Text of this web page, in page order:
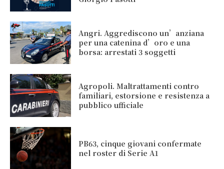
Angri. Aggrediscono un’anziana
per una catenina d’oro e una
borsa: arrestati 3 soggetti
Agropoli. Maltrattamenti contro
familiari, estorsione e resistenza a
pubblico ufficiale
PB63, cinque giovani confermate
nel roster di Serie A1